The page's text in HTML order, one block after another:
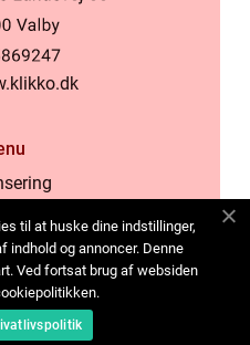
oss
til at huske dine indstillinger,
indhold og annoncer. Denne
Ved fortsat brug af websiden